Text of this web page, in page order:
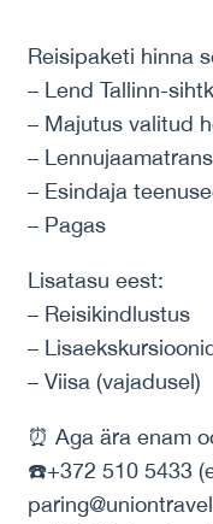
Reisipaketi hinna
– Lend Tallinn-
– Majutus valitud
–
– Esindaja
– Pagas
Lisatasu eest:
– Reisikindlustus
–
– Viisa (vajadusel)
⏰ Aga ära enam
☎️+372 510 5433